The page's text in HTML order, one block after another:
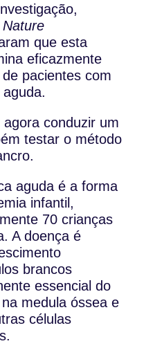
Nature
que esta
eficazmente
pacientes com
conduzir um
testar o método
aguda é a forma
infantil,
70 crianças
A doença é
brancos
essencial do
medula óssea e
células